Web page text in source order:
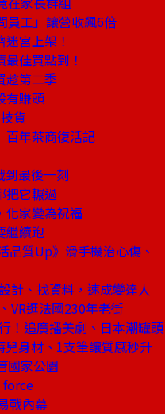
工」讓營收飆6倍
宮上架！
佳買點到！
第二季
有賺頭
貨
年茶商復活記
到最後一刻
把它輾過
化家變為祝福
繼續跑
品質Up》滑手機治心傷、
計、找資料，速成變達人
VR逛法國230年老街
！追廣播美劇、日本潮罐頭
身材、1支筆讓質感秒升
國家公園
戰內幕